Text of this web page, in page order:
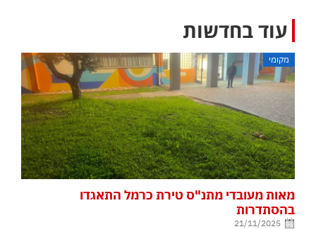
עוד בחדשות
מקומי
מאות מעובדי מתנ"ס טירת כרמל התאגדו
בהסתדרות
21/11/2025